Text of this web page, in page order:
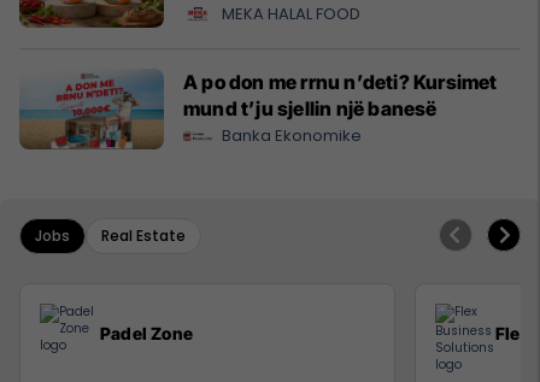
MEKA HALAL FOOD
A po don me rrnu n’deti? Kursimet
mund t’ju sjellin një banesë
Banka Ekonomike
Jobs Real Estate
Padel Zone Flex